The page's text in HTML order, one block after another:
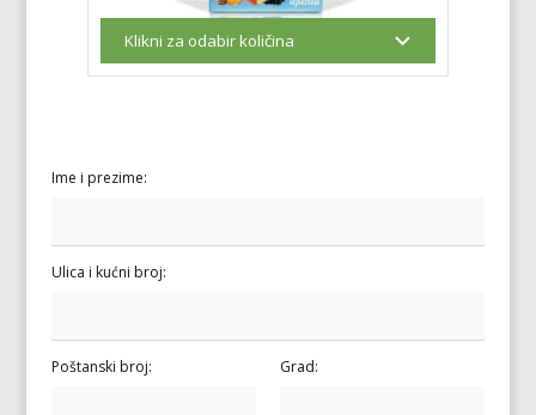
Ime i prezime:
Ulica i kućni broj:
Poštanski broj: Grad: